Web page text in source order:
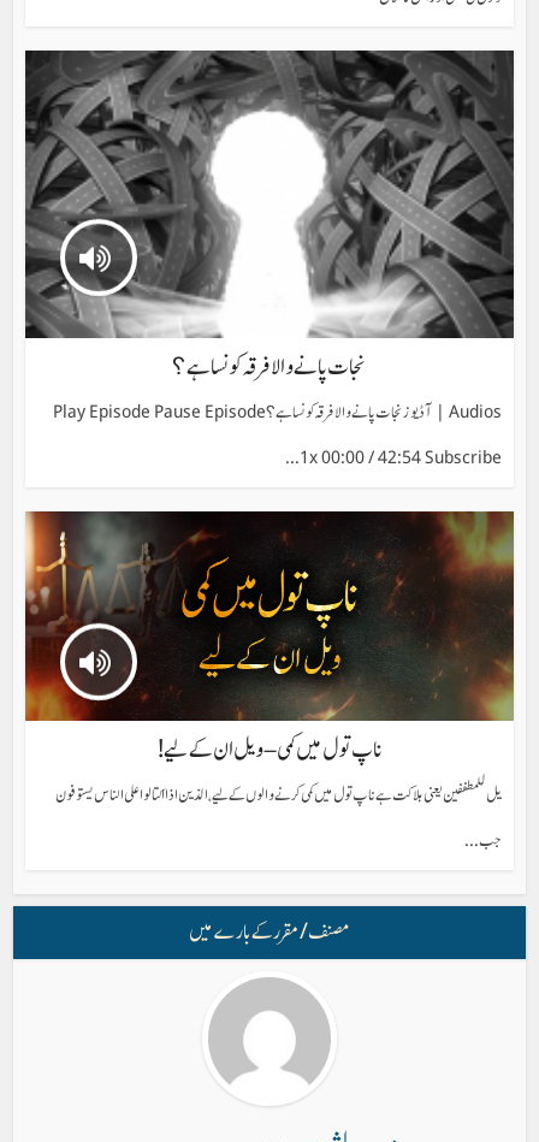
نجات پانے والا فرقہ کونسا ہے؟
Audios | آڈیوز نجات پانے والا فرقہ کونسا ہے؟ Play Episode Pause Episode
1x 00:00 / 42:54 Subscribe...
ناپ تول میں کمی – ویل ان کے لیے!
یل للمطففین یعنی ہلاکت ہے ناپ تول میں کمی کرنے والوں کے لیے، الذین اذا اکتالوا علی الناس یستوفون
جب...
مصنف/ مقرر کے بارے میں